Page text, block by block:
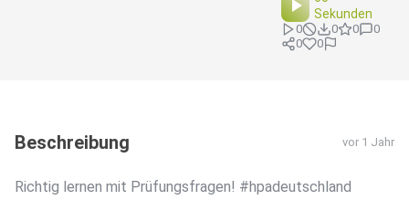
Sekunden
0 0 0
0
0
0
Beschreibung vor 1 Jahr
Richtig lernen mit Prüfungsfragen! #hpadeutschland